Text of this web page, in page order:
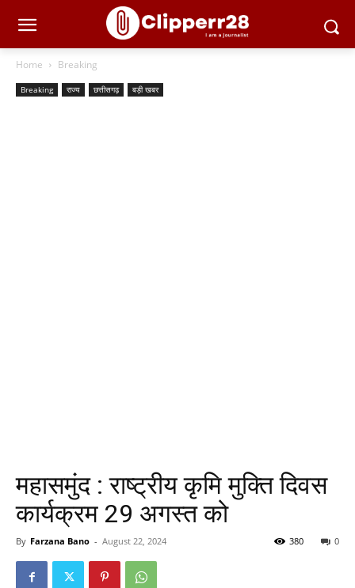
Home Breaking
Breaking राज्य छत्तीसगढ़ बड़ी खबर
महासमुंद : राष्ट्रीय कृमि मुक्ति दिवस
कार्यक्रम 29 अगस्त को
By Farzana Bano - August 22, 2024 0
380